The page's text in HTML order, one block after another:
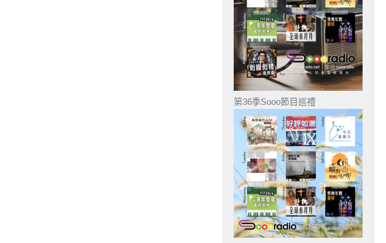
第36季Sooo節目巡禮